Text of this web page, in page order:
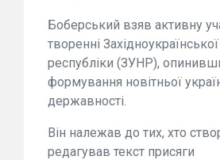
Боберський взяв активну
творенні
республіки (ЗУНР),
формування новітньої
державності.
Він належав до тих, хто
редагував текст присяги